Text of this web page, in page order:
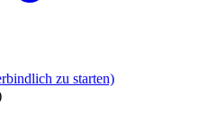
zu starten)